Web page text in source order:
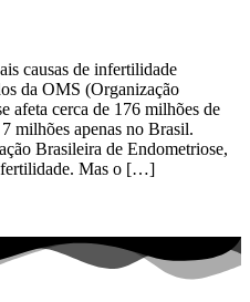
causas de infertilidade
da OMS (Organização
afeta cerca de 176 milhões de
milhões apenas no Brasil.
Brasileira de Endometriose,
Mas o […]